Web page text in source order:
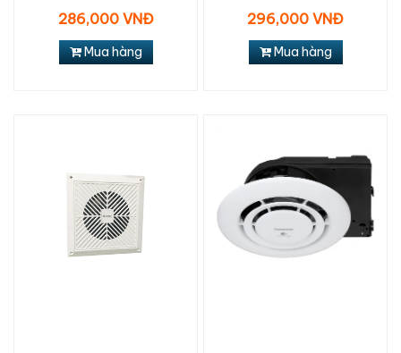
286,000 VNĐ
Mua hàng
296,000 VNĐ
Mua hàng